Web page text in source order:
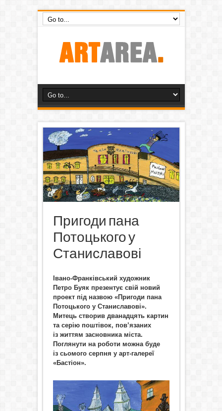
Пригоди пана
Потоцького у
Станиславові
Івано-Франківський художник
Петро Буяк презентує свій новий
проект під назвою «Пригоди пана
Потоцького у Станиславові».
Митець створив дванадцять картин
та серію поштівок, пов’язаних
із життям засновника міста.
Поглянути на роботи можна буде
із сьомого серпня у арт-галереї
«Бастіон».